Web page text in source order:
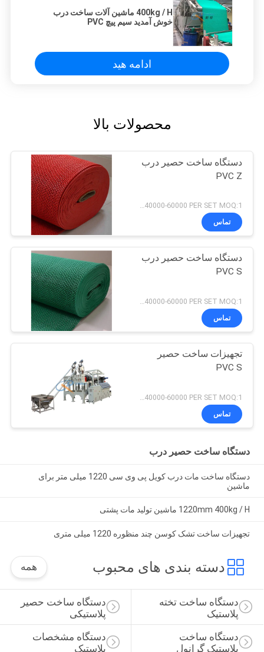
400kg / H ماشین آلات ساخت درب
خوش آمدید سیم پیچ PVC
ادامه هید
محصولات بالا
دستگاه ساخت حصیر درب
PVC Z
USD 40000-60000 PER SET MOQ:1 ست
تماس
دستگاه ساخت حصیر درب
PVC S
تماس
تجهیزات ساخت حصیر
PVC S
تماس
دستگاه ساخت حصیر درب
دستگاه ساخت مات درب کویل پی وی سی 1220 میلی متر برای
ماشین
1220mm 400kg / H ماشین تولید مات پشتی
تجهیزات ساخت تشک کوسن چند منظوره 1220 میلی متری
دسته بندی های محبوب همه
دستگاه ساخت حصیر
پلاستیکی
دستگاه ساخت تخته
پلاستیک
دستگاه مشخصات
پلاستیک
دستگاه ساخت
پلاستیک گرانول